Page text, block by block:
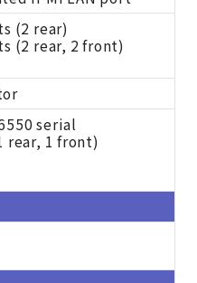
(2 rear)
(2 rear, 2 front)
serial
rear, 1 front)